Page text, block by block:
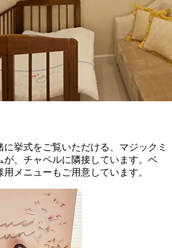
挙式をご覧いただける、マジックミ
が、チャペルに隣接しています。ベ
メニューもご用意しています。